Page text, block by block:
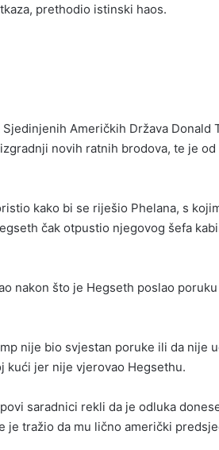
prethodio istinski haos.
Američkih Država Donald
novih ratnih brodova, te je
kako bi se riješio Phelana, s
čak otpustio njegovog šefa
nakon što je Hegseth poslao
nije bio svjestan poruke ili da nije
kući jer nije vjerovao Hegsethu.
saradnici rekli da je odluka
je tražio da mu lično američki